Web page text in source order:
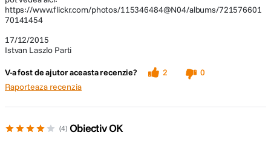
17/12/2015
Istvan Laszlo Parti
https://www.flickr.com/photos/115346484@N04/albums/721576601
70141454
V-a fost de ajutor aceasta recenzie? 2
0
Raporteaza recenzia
4 Obiectiv OK